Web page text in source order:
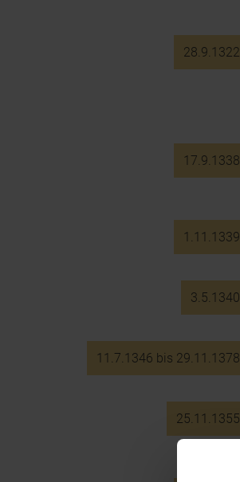
28.9.1322
17.9.1338
1.11.1339
3.5.1340
11.7.1346 bis 29.11.1378
25.11.1355